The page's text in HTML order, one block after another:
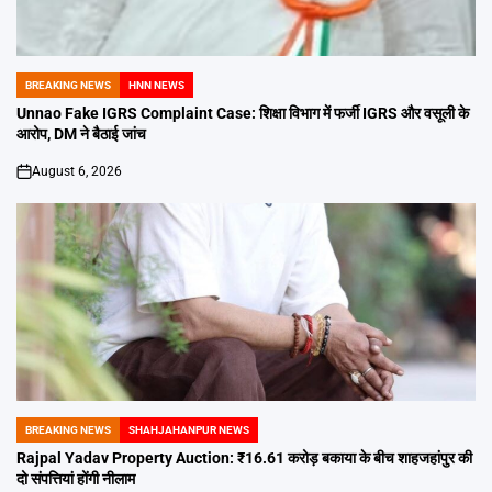
POSTED
IN
BREAKING NEWS HNN NEWS
Unnao Fake IGRS Complaint Case: शिक्षा विभाग में फर्जी IGRS और वसूली के
आरोप, DM ने बैठाई जांच
on
August 6, 2026
POSTED
IN
BREAKING NEWS SHAHJAHANPUR NEWS
Rajpal Yadav Property Auction: ₹16.61 करोड़ बकाया के बीच शाहजहांपुर की
दो संपत्तियां होंगी नीलाम